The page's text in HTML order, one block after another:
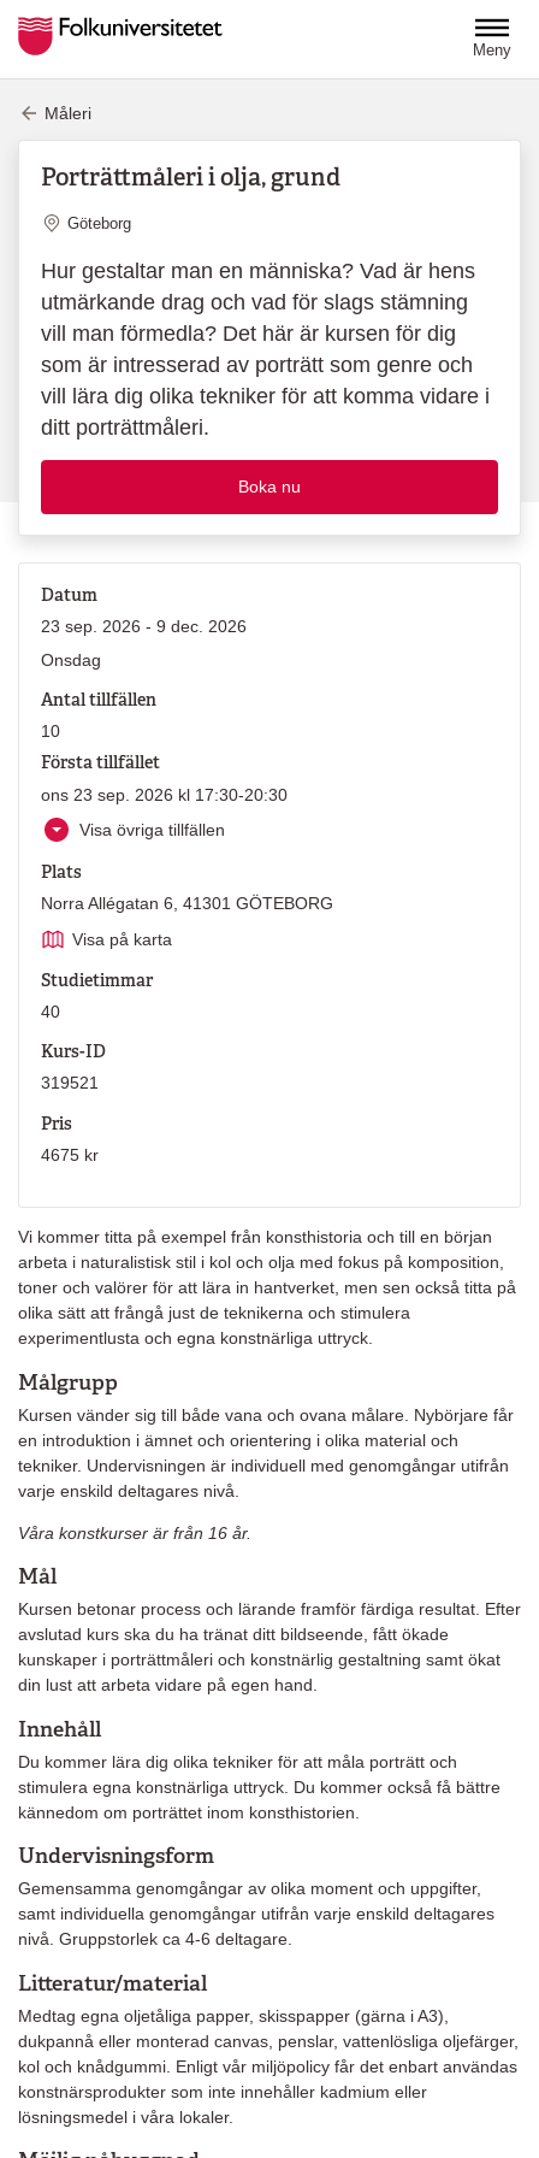
Meny
Måleri
Porträttmåleri i olja, grund
Plats
Göteborg
Hur gestaltar man en människa? Vad är hens
utmärkande drag och vad för slags stämning
vill man förmedla? Det här är kursen för dig
som är intresserad av porträtt som genre och
vill lära dig olika tekniker för att komma vidare i
ditt porträttmåleri.
Boka nu
Vi kommer titta på exempel från konsthistoria och till en början
arbeta i naturalistisk stil i kol och olja med fokus på komposition,
toner och valörer för att lära in hantverket, men sen också titta på
olika sätt att frångå just de teknikerna och stimulera
experimentlusta och egna konstnärliga uttryck.
Målgrupp
Kursen vänder sig till både vana och ovana målare. Nybörjare får
en introduktion i ämnet och orientering i olika material och
tekniker. Undervisningen är individuell med genomgångar utifrån
varje enskild deltagares nivå.
Våra konstkurser är från 16 år.
Mål
Kursen betonar process och lärande framför färdiga resultat. Efter
avslutad kurs ska du ha tränat ditt bildseende, fått ökade
kunskaper i porträttmåleri och konstnärlig gestaltning samt ökat
din lust att arbeta vidare på egen hand.
Innehåll
Du kommer lära dig olika tekniker för att måla porträtt och
stimulera egna konstnärliga uttryck. Du kommer också få bättre
kännedom om porträttet inom konsthistorien.
Undervisningsform
Gemensamma genomgångar av olika moment och uppgifter,
samt individuella genomgångar utifrån varje enskild deltagares
nivå. Gruppstorlek ca 4-6 deltagare.
Litteratur/material
Medtag egna oljetåliga papper, skisspapper (gärna i A3),
dukpannå eller monterad canvas, penslar, vattenlösliga oljefärger,
kol och knådgummi. Enligt vår miljöpolicy får det enbart användas
konstnärsprodukter som inte innehåller kadmium eller
lösningsmedel i våra lokaler.
Datum
23 sep. 2026 - 9 dec. 2026
Onsdag
Antal tillfällen
10
Första tillfället
ons 23 sep. 2026 kl 17:30-20:30
Visa övriga tillfällen
Plats
Norra Allégatan 6, 41301 GÖTEBORG
Visa på karta
Studietimmar
40
Kurs-ID
319521
Pris
4675 kr